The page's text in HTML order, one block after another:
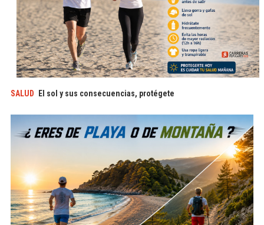
SALUD El sol y sus consecuencias, protégete